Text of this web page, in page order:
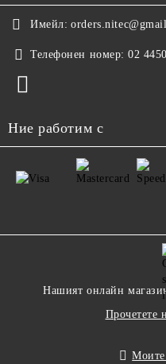
Имейл:
Телефонен номер: 02
Ние работим с
Нашият онлайн
Прочетете